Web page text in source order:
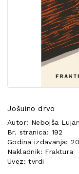
POSEBNA
PONUDA
Jošuino drvo
Autor: Nebojša
Br. stranica: 192
Godina izdavanja:
Nakladnik: Fraktura
Uvez: tvrdi